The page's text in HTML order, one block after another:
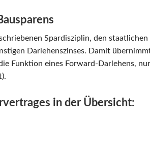
Spardisziplin, den
Darlehenszinses. Damit
Funktion eines Forward-Darlehens,
in der Übersicht: